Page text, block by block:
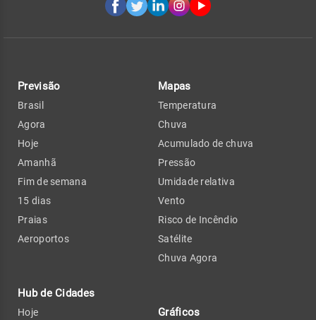
Previsão
Brasil
Agora
Hoje
Amanhã
Fim de semana
15 dias
Praias
Aeroportos
Hub de Cidades
Hoje
Mapas
Temperatura
Chuva
Acumulado de chuva
Pressão
Umidade relativa
Vento
Risco de Incêndio
Satélite
Chuva Agora
Gráficos